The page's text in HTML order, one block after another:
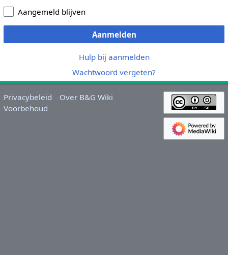
Aangemeld blijven
Aanmelden
Hulp bij aanmelden
Wachtwoord vergeten?
Privacybeleid
Over B&G Wiki
Voorbehoud